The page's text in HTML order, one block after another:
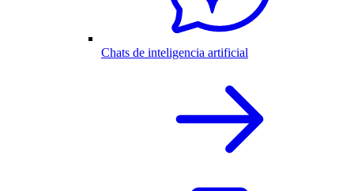
Chats de inteligencia artificial